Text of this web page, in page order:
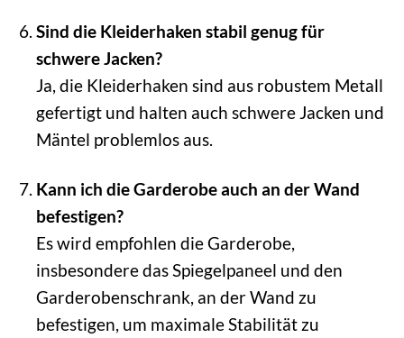
Sind die Kleiderhaken stabil genug für
schwere Jacken?
Ja, die Kleiderhaken sind aus robustem Metall
gefertigt und halten auch schwere Jacken und
Mäntel problemlos aus.
Kann ich die Garderobe auch an der Wand
befestigen?
Es wird empfohlen die Garderobe,
insbesondere das Spiegelpaneel und den
Garderobenschrank, an der Wand zu
befestigen, um maximale Stabilität zu